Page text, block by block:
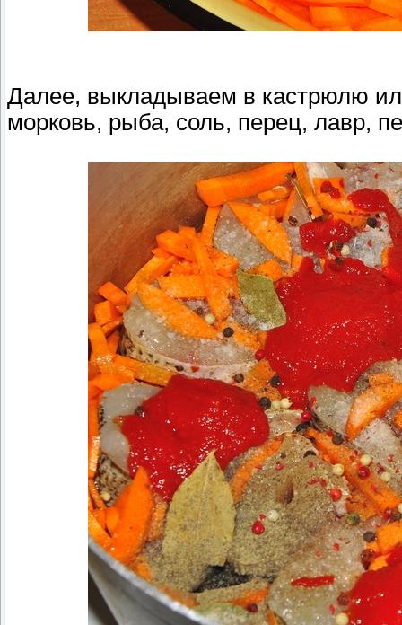
Далее, выкладываем в кастрюлю
морковь, рыба, соль, перец, лавр,